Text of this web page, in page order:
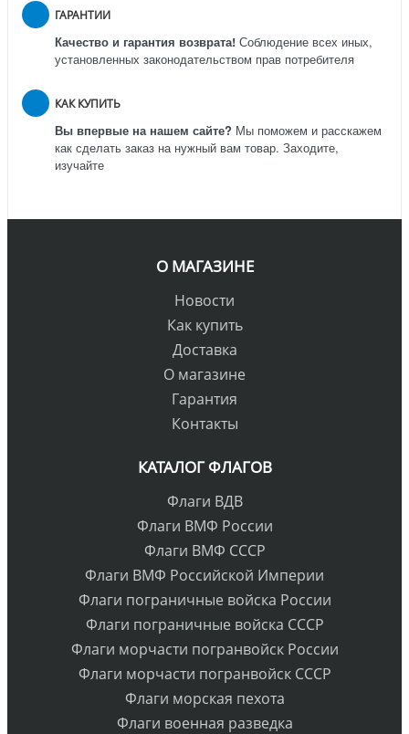
ГАРАНТИИ
Качество и гарантия возврата! Соблюдение всех иных,
установленных законодательством прав потребителя
КАК КУПИТЬ
Вы впервые на нашем сайте? Мы поможем и расскажем
как сделать заказ на нужный вам товар. Заходите,
изучайте
О МАГАЗИНЕ
Новости
Как купить
Доставка
О магазине
Гарантия
Контакты
КАТАЛОГ ФЛАГОВ
Флаги ВДВ
Флаги ВМФ России
Флаги ВМФ СССР
Флаги ВМФ Российской Империи
Флаги пограничные войска России
Флаги пограничные войска СССР
Флаги морчасти погранвойск России
Флаги морчасти погранвойск СССР
Флаги морская пехота
Флаги военная разведка